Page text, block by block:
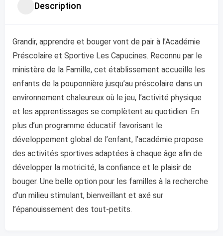
Description
Grandir, apprendre et bouger vont de pair à l’Académie
Préscolaire et Sportive Les Capucines. Reconnu par le
ministère de la Famille, cet établissement accueille les
enfants de la pouponnière jusqu’au préscolaire dans un
environnement chaleureux où le jeu, l’activité physique
et les apprentissages se complètent au quotidien. En
plus d’un programme éducatif favorisant le
développement global de l’enfant, l’académie propose
des activités sportives adaptées à chaque âge afin de
développer la motricité, la confiance et le plaisir de
bouger. Une belle option pour les familles à la recherche
d’un milieu stimulant, bienveillant et axé sur
l’épanouissement des tout-petits.